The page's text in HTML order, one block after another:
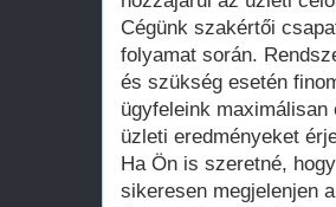
Cégünk szakértői
folyamat során.
és szükség esetén
ügyfeleink
üzleti eredményeket
Ha Ön is szeretné,
sikeresen megjelenjen